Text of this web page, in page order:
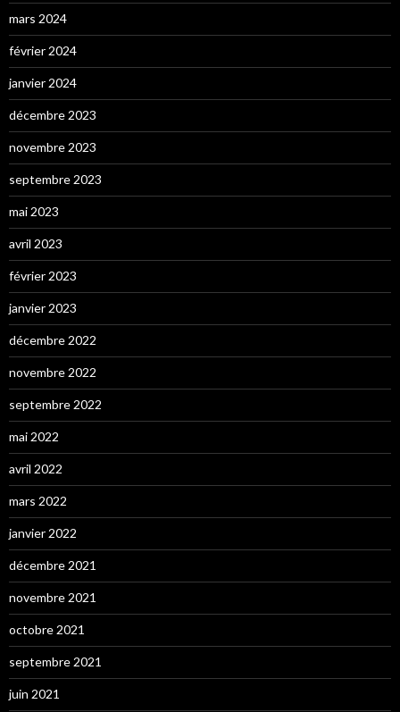
mars 2024
février 2024
janvier 2024
décembre 2023
novembre 2023
septembre 2023
mai 2023
avril 2023
février 2023
janvier 2023
décembre 2022
novembre 2022
septembre 2022
mai 2022
avril 2022
mars 2022
janvier 2022
décembre 2021
novembre 2021
octobre 2021
septembre 2021
juin 2021